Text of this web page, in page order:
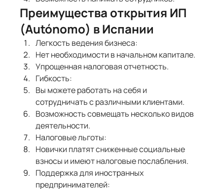
Преимущества открытия ИП
(Autónomo) в Испании
Легкость ведения бизнеса:
Нет необходимости в начальном капитале.
Упрощенная налоговая отчетность.
Гибкость:
Вы можете работать на себя и
сотрудничать с различными клиентами.
Возможность совмещать несколько видов
деятельности.
Налоговые льготы:
Новички платят сниженные социальные
взносы и имеют налоговые послабления.
Поддержка для иностранных
предпринимателей: